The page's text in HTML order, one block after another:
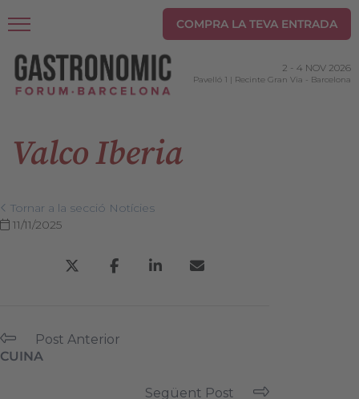
COMPRA LA TEVA ENTRADA
2 - 4 NOV 2026
Pavelló 1 | Recinte Gran Via - Barcelona
Valco Iberia
Tornar a la secció Notícies
11/11/2025
Post Anterior
CUINA
Següent Post